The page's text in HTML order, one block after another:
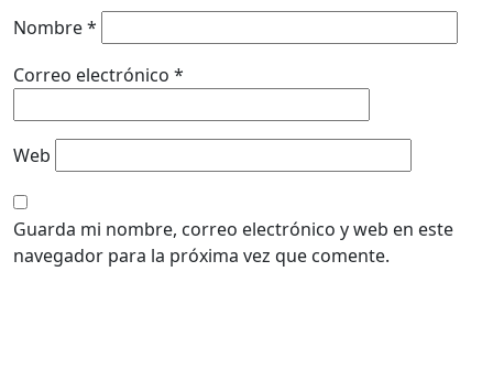
Nombre*
Correo electrónico *
Web
Guarda mi nombre, correo electrónico y web en este
navegador para la próxima vez que comente.